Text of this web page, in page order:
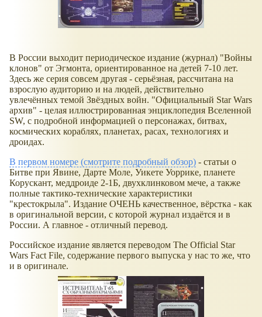
В России выходит периодическое издание (журнал) "Войны
клонов" от Эгмонта, ориентированное на детей 7-10 лет.
Здесь же серия совсем другая - серьёзная, рассчитана на
взрослую аудиторию и на людей, действительно
увлечённых темой Звёздных войн. "Официальный Star Wars
архив" - целая иллюстрированная энциклопедия Вселенной
SW, с подробной информацией о персонажах, битвах,
космических кораблях, планетах, расах, технологиях и
дроидах.
В первом номере (смотрите подробный обзор) - статьи о
Битве при Явине, Дарте Моле, Уикете Уоррике, планете
Корускант, меддроиде 2-1Б, двухклинковом мече, а также
полные тактико-технические характеристики
"крестокрыла". Издание ОЧЕНЬ качественное, вёрстка - как
в оригинальной версии, с которой журнал издаётся и в
России. А главное - отличный перевод.
Российское издание является переводом The Official Star
Wars Fact File, содержание первого выпуска у нас то же, что
и в оригинале.